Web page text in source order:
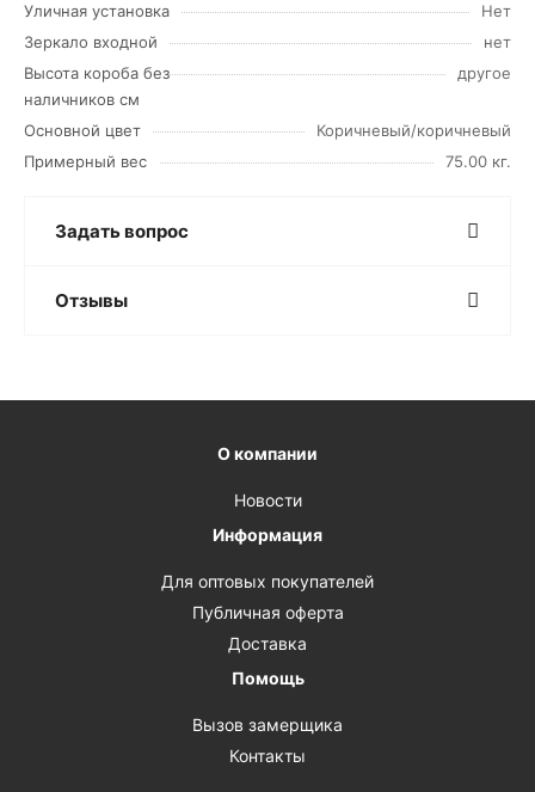
Уличная установка
Нет
Зеркало входной
нет
Высота короба без
наличников см
другое
Основной цвет
Коричневый/коричневый
Примерный вес
75.00 кг.
Задать вопрос
Отзывы
О компании
Новости
Информация
Для оптовых покупателей
Публичная оферта
Доставка
Помощь
Вызов замерщика
Контакты